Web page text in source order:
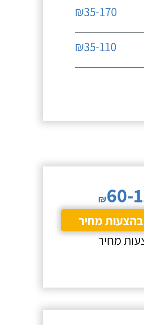
₪35-170
₪35-110
₪60-
בהצעות מחיר